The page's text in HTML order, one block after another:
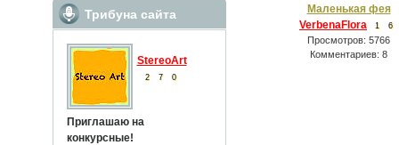
Маленькая фея
VerbenaFlora
1 6
Просмотров: 5766
Комментариев: 8
Трибуна сайта
StereoArt
2 7 0
Приглашаю на
конкурсные!